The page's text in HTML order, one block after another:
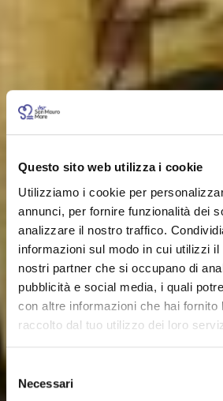
Questo sito web utilizza i cookie
Utilizziamo i cookie per
annunci, per fornire funzionalità dei
analizzare il nostro traffico.
informazioni sul modo in cui utilizzi
nostri partner che si occupano di
pubblicità e social media, i quali
con altre informazioni che hai fornito
raccolto dal tuo utilizzo dei loro
delNecessari